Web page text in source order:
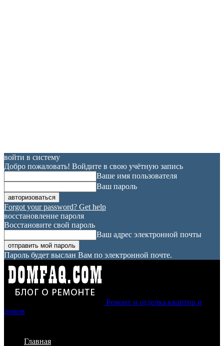
войти в систему
Добро пожаловать! Войдите в свою учётную запись
Ваше имя пользователя
Ваш пароль
Forgot your password? Get help
восстановление пароля
Восстановите свой пароль
Ваш адрес электронной почты
Пароль будет выслан Вам по электронной почте.
Ремонт и отделка квартир и
домов
Главная